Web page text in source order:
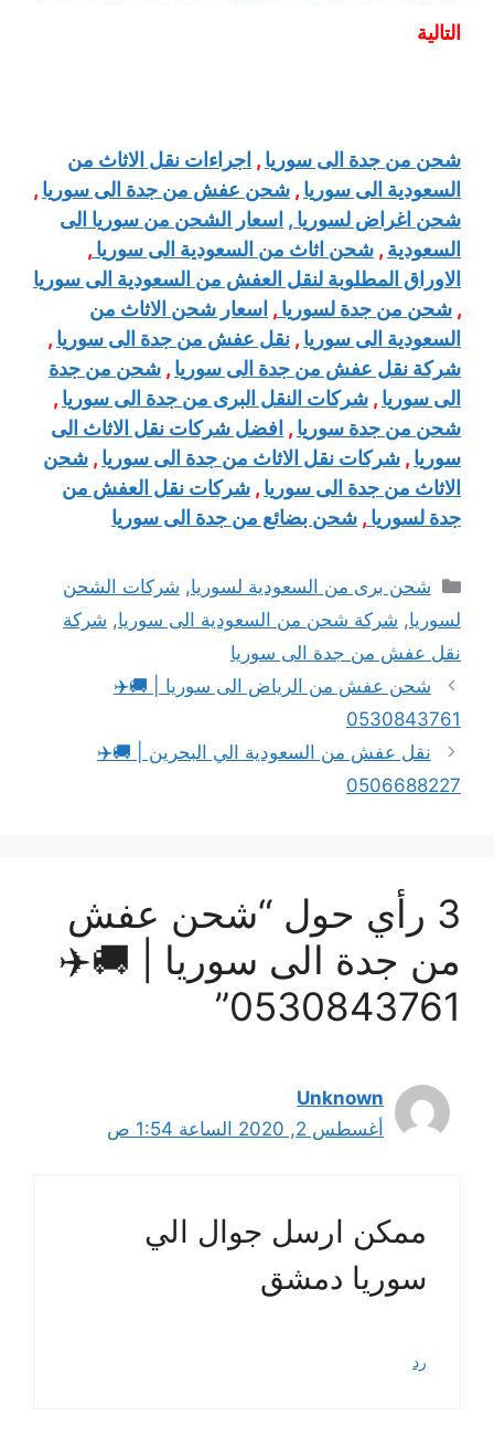
التالية
شحن من جدة الى سوريا, اجراءات نقل الاثاث من
السعودية الى سوريا, شحن عفش من جدة الى سوريا,
شحن اغراض لسوريا ,
اسعار الشحن من سوريا الى
السعودية, شحن اثاث من السعودية الى سوريا
الاوراق المطلوبة لنقل العفش من السعودية الى سوريا
, شحن من جدة لسوريا , اسعار شحن الاثاث من
السعودية الى سوريا, نقل عفش من جدة الى سوريا,
شركة نقل عفش من جدة الى سوريا, شحن من جدة
الى سوريا, شركات النقل البرى من جدة الى سوريا,
شحن من جدة سوريا, افضل شركات نقل الاثاث الى
سوريا, شركات نقل الاثاث من جدة الى سوريا, شحن
الاثاث من جدة الى سوريا, شركات نقل العفش من
جدة لسوريا , شحن بضائع من جدة الى سوريا
التصنيفات
شحن برى من السعودية لسوريا, شركات الشحن
لسوريا, شركة شحن من السعودية الى سوريا, شركة
نقل عفش من جدة الى سوريا
شحن عفش من الرياض الى سوريا | 🚚✈️
0530843761
نقل عفش من السعودية الي البحرين | 🚚✈️
0506688227
3 رأي حول “شحن عفش
من جدة الى سوريا | 🚚✈️
0530843761”
Unknown
أغسطس 2, 2020 الساعة 1:54 ص
ممكن ارسل جوال الي
سوريا دمشق
رد